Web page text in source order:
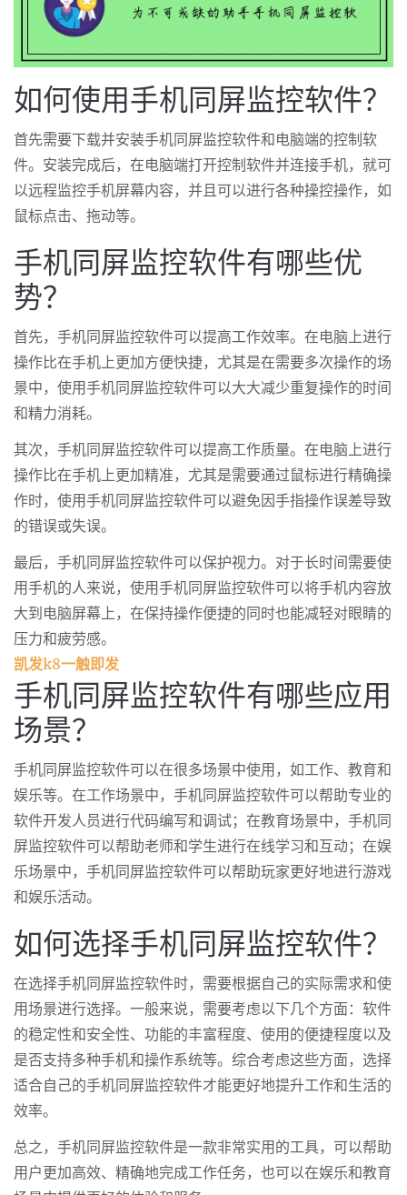
如何使用手机同屏监控软件？
首先需要下载并安装手机同屏监控软件和电脑端的控制软
件。安装完成后，在电脑端打开控制软件并连接手机，就可
以远程监控手机屏幕内容，并且可以进行各种操控操作，如
鼠标点击、拖动等。
手机同屏监控软件有哪些优
势？
首先，手机同屏监控软件可以提高工作效率。在电脑上进行
操作比在手机上更加方便快捷，尤其是在需要多次操作的场
景中，使用手机同屏监控软件可以大大减少重复操作的时间
和精力消耗。
其次，手机同屏监控软件可以提高工作质量。在电脑上进行
操作比在手机上更加精准，尤其是需要通过鼠标进行精确操
作时，使用手机同屏监控软件可以避免因手指操作误差导致
的错误或失误。
最后，手机同屏监控软件可以保护视力。对于长时间需要使
用手机的人来说，使用手机同屏监控软件可以将手机内容放
大到电脑屏幕上，在保持操作便捷的同时也能减轻对眼睛的
压力和疲劳感。
凯发k8一触即发
手机同屏监控软件有哪些应用
场景？
手机同屏监控软件可以在很多场景中使用，如工作、教育和
娱乐等。在工作场景中，手机同屏监控软件可以帮助专业的
软件开发人员进行代码编写和调试；在教育场景中，手机同
屏监控软件可以帮助老师和学生进行在线学习和互动；在娱
乐场景中，手机同屏监控软件可以帮助玩家更好地进行游戏
和娱乐活动。
如何选择手机同屏监控软件？
在选择手机同屏监控软件时，需要根据自己的实际需求和使
用场景进行选择。一般来说，需要考虑以下几个方面：软件
的稳定性和安全性、功能的丰富程度、使用的便捷程度以及
是否支持多种手机和操作系统等。综合考虑这些方面，选择
适合自己的手机同屏监控软件才能更好地提升工作和生活的
效率。
总之，手机同屏监控软件是一款非常实用的工具，可以帮助
用户更加高效、精确地完成工作任务，也可以在娱乐和教育